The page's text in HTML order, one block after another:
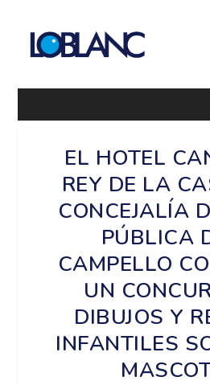
EL HOTEL
REY DE LA
CONCEJALÍA
PÚBLICA
CAMPELLO
UN
DIBUJOS Y
INFANTILES